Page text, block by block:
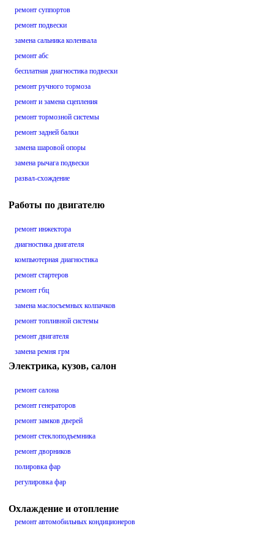
ремонт суппортов
ремонт подвески
замена сальника коленвала
ремонт абс
бесплатная диагностика подвески
ремонт ручного тормоза
ремонт и замена сцепления
ремонт тормозной системы
ремонт задней балки
замена шаровой опоры
замена рычага подвески
развал-схождение
Работы по двигателю
ремонт инжектора
диагностика двигателя
компьютерная диагностика
ремонт стартеров
ремонт гбц
замена маслосъемных колпачков
ремонт топливной системы
ремонт двигателя
замена ремня грм
Электрика, кузов, салон
ремонт салона
ремонт генераторов
ремонт замков дверей
ремонт стеклоподъемника
ремонт дворников
полировка фар
регулировка фар
Охлаждение и отопление
ремонт автомобильных кондиционеров